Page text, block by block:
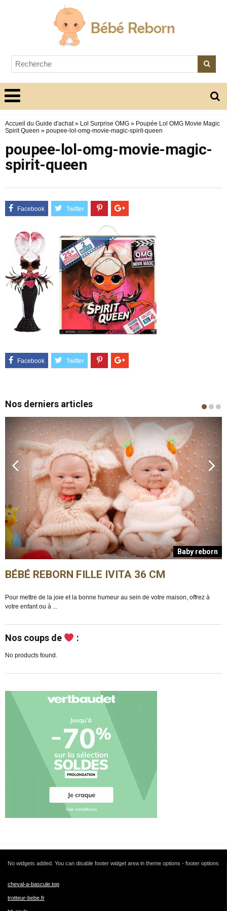
Accueil du Guide d'achat» Lol Surprise OMG » Poupée Lol OMG Movie Magic
Spirit Queen » poupee-lol-omg-movie-magic-spirit-queen
poupee-lol-omg-movie-magic-
spirit-queen
Nos derniers articles
Baby reborn
BÉBÉ REBORN FILLE IVITA 36 CM
Pour mettre de la joie et la bonne humeur au sein de votre maison, offrez à
votre enfant ou à ...
Nos coups de :
No products found.
No widgets added. You can disable footer widget area in theme options - footer options
cheval-a-bascule.top
trotteur-bebe.fr